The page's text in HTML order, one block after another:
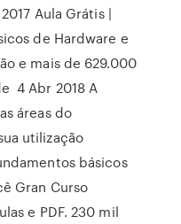
Aula Grátis |
de Hardware e
e mais de 629.000
4 Abr 2018 A
áreas do
utilização
básicos
Gran Curso
e PDF. 230 mil